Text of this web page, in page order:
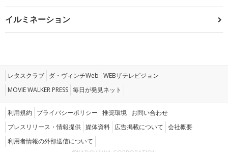
イルミネーション
レタスクラブ ダ・ヴィンチWeb WEBザテレビジョン
MOVIE WALKER PRESS 毎日が発見ネット
利用規約 プライバシーポリシー 推奨環境 お問い合わせ
プレスリリース・情報提供 媒体資料 広告掲載について 会社概要
利用者情報の外部送信について